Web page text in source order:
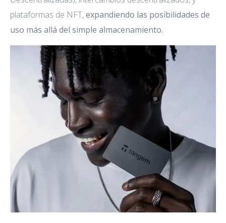
plataformas de NFT,expandiendo las posibilidades de
uso más allá del simple almacenamiento.